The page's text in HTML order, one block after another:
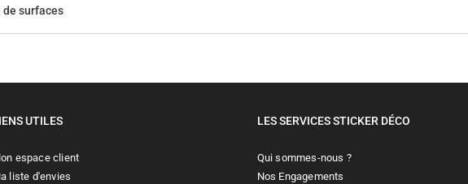
de surfaces
UTILES
espace client
liste d'envies
LES SERVICES STICKER DÉCO
Qui sommes-nous ?
Nos Engagements